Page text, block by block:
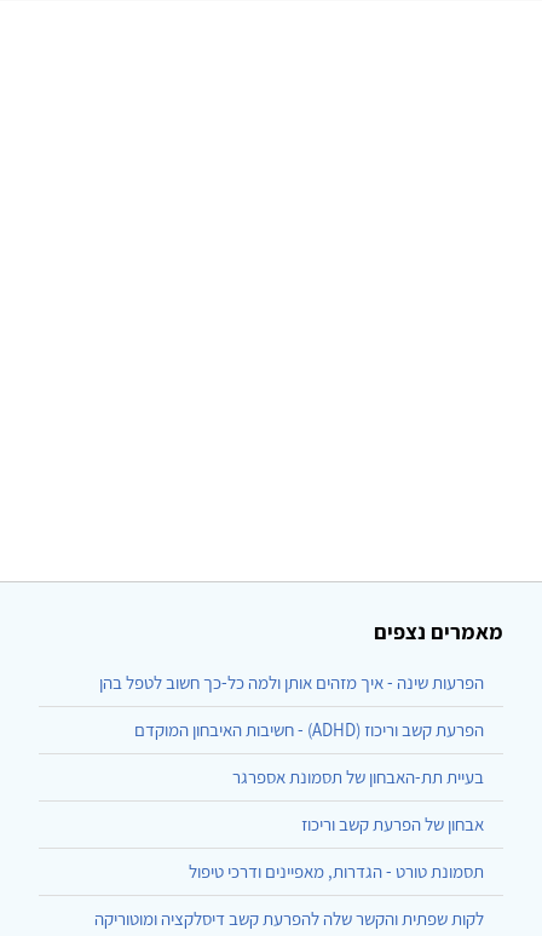
מאמרים נצפים
הפרעות שינה - איך מזהים אותן ולמה כל-כך חשוב לטפל בהן
הפרעת קשב וריכוז (ADHD) - חשיבות האיבחון המוקדם
בעיית תת-האבחון של תסמונת אספרגר
אבחון של הפרעת קשב וריכוז
תסמונת טורט - הגדרות, מאפיינים ודרכי טיפול
לקות שפתית והקשר שלה להפרעת קשב דיסלקציה ומוטוריקה